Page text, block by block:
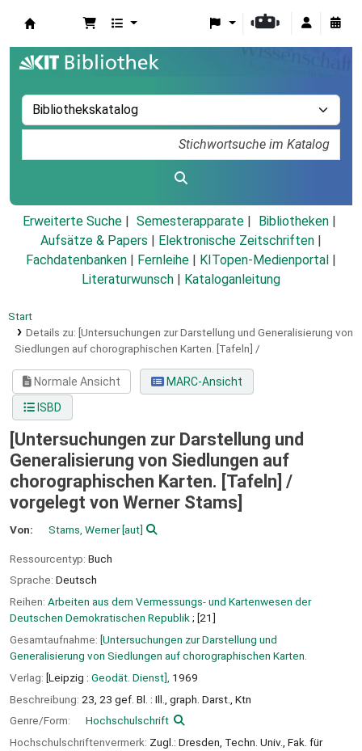
Erweiterte Suche Semesterapparate
Bibliotheken
Aufsätze & Papers
Elektronische Zeitschriften
Fachdatenbanken
Fernleihe KITopen-Medienportal
Literaturwunsch
Kataloganleitung
Start
Details zu: [Untersuchungen zur Darstellung und Generalisierung von
Siedlungen auf chorographischen Karten. [Tafeln] /
Normale Ansicht
MARC-Ansicht
ISBD
[Untersuchungen zur Darstellung und
Generalisierung von Siedlungen auf
chorographischen Karten. [Tafeln] /
vorgelegt von Werner Stams]
Von: Stams, Werner[aut]
Ressourcentyp: Buch
Sprache: Deutsch
Reihen: Arbeiten aus dem Vermessungs- und Kartenwesen der
Deutschen Demokratischen Republik ; [21]
Gesamtaufnahme: [Untersuchungen zur Darstellung und
Generalisierung von Siedlungen auf chorographischen Karten.
Verlag: [Leipzig : Geodät. Dienst], 1969
Beschreibung: 23, 23 gef. Bl. : Ill., graph. Darst., Ktn
Genre/Form:
Hochschulschrift
Hochschulschriftenvermerk: Zugl.: Dresden, Techn. Univ., Fak. für